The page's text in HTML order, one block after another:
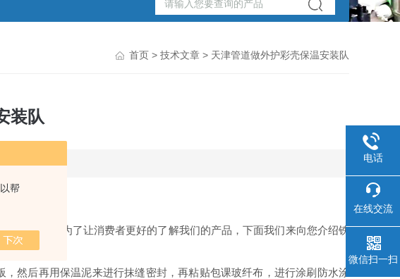
帮
首页 > 技术文章 > 天津管道做外护彩壳保温安装队
装队
好评，而为了让消费者更好的了解我们的产品，下面我们来向您介绍铁
然后再用保温泥来进行抹缝密封，再粘贴包课玻纤布，进行涂刷防水涂
电话
在线交流
微信扫一扫